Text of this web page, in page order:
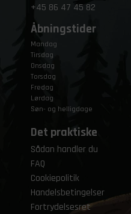
+45 86 47 45 82
Åbningstider
Mandag
Tirsdag
Onsdag
Torsdag
Fredag
Lørdag
Søn- og helligdage
Det praktiske
Sådan handler du
FAQ
Cookiepolitik
Handelsbetingelser
Fortrydelsesret